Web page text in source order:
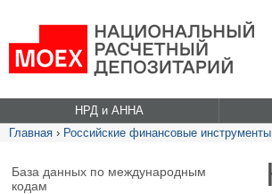
НРД и АННА
Главная › Российские финансовые инструменты
База данных по международным
кодам